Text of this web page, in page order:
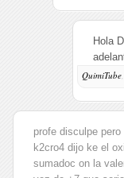
Hola
QuimiTube,
profe disculpe
k2cro4 dijo ke el
sumadoc on la